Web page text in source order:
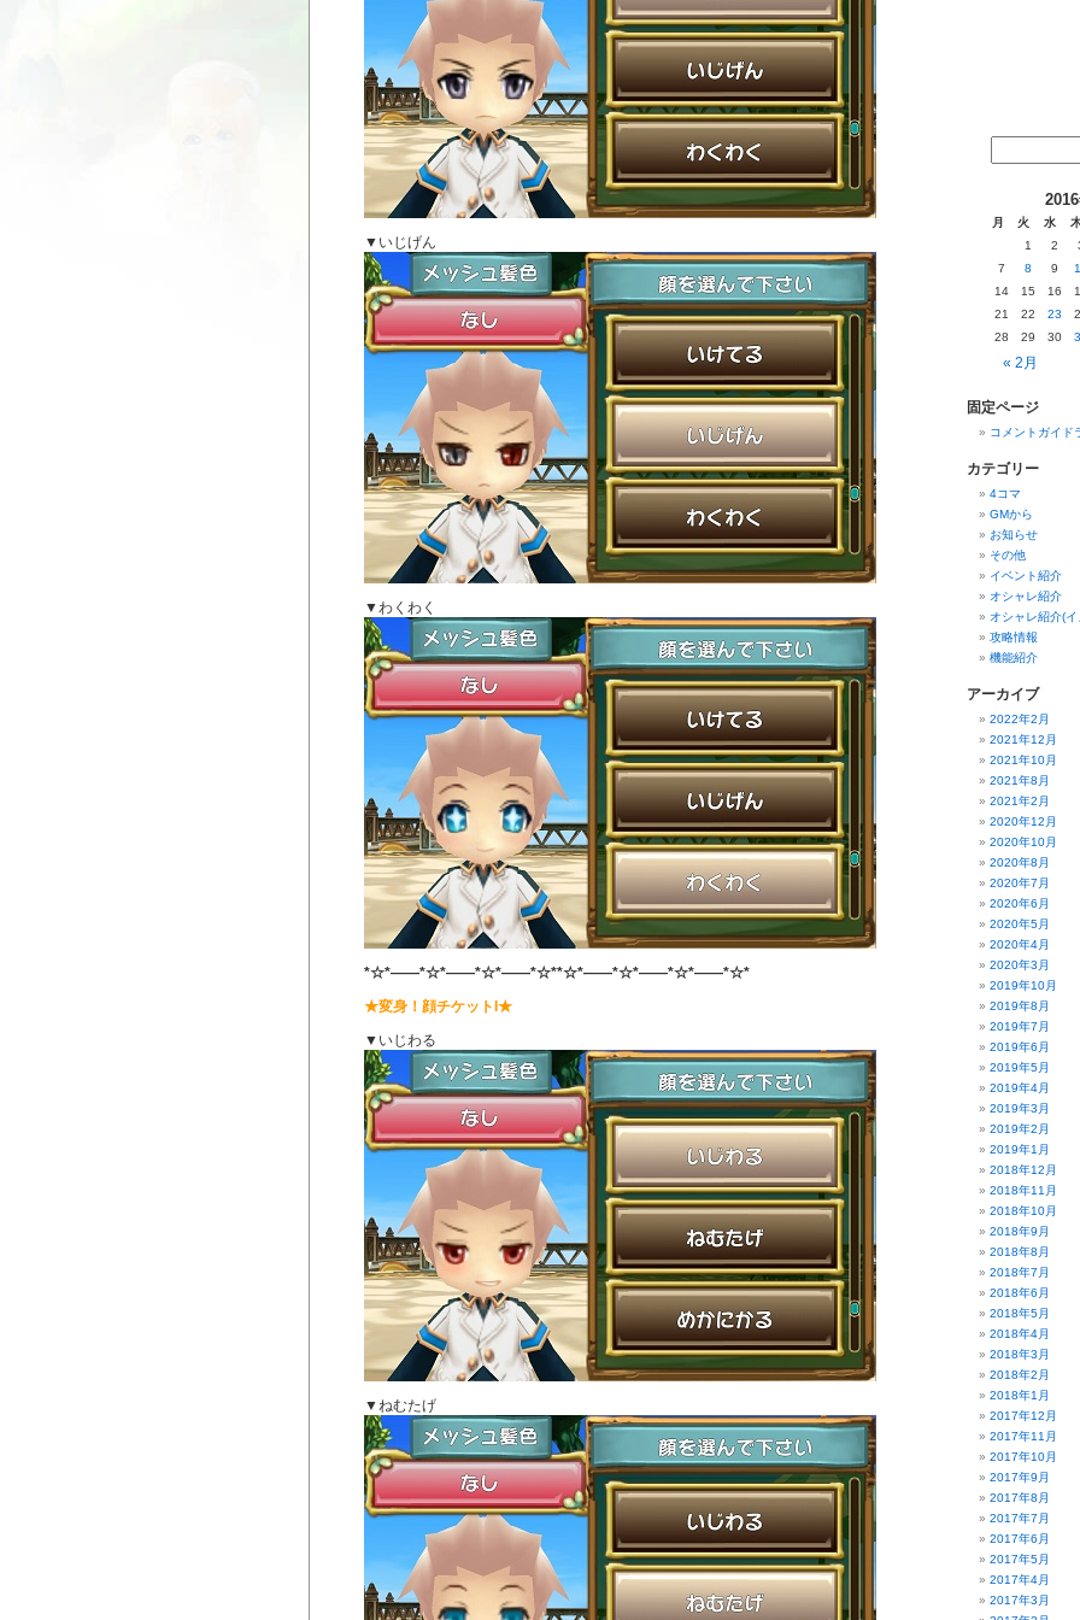
▼いじげん
▼わくわく
*☆*――*☆*――*☆*――*☆**☆*――*☆*――*☆*――*☆*
★変身！顔チケットI★
▼いじわる
▼ねむたげ
月 火 水
« 2月
1 2
7
8 9
14
15 16
21
22 23
28
29 30
固定ページ
コメントガイド
カテゴリー
4コマ
GMから
お知らせ
その他
イベント紹介
オシャレ紹介
オシャレ紹介(
攻略情報
機能紹介
アーカイブ
2022年2月
2021年12月
2021年10月
2021年8月
2021年2月
2020年12月
2020年10月
2020年8月
2020年7月
2020年6月
2020年5月
2020年4月
2020年3月
2019年10月
2019年8月
2019年7月
2019年6月
2019年5月
2019年4月
2019年3月
2019年2月
2019年1月
2018年12月
2018年11月
2018年10月
2018年9月
2018年8月
2018年7月
2018年6月
2018年5月
2018年4月
2018年3月
2018年2月
2018年1月
2017年12月
2017年11月
2017年10月
2017年9月
2017年8月
2017年7月
2017年6月
2017年5月
2017年4月
2017年3月